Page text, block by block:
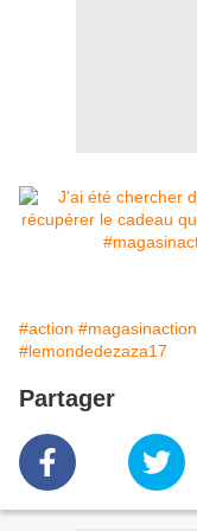
#action #magasinaction
#lemondedezaza17
Partager